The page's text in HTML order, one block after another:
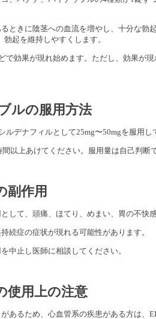
ときに陰茎への血流を増やし、十分な勃
起を維持しやすくします。
で効果が現れ始めます。ただし、効果が
ルの服用方法
デナフィルとして25mg〜50mgを服用し
以上あけてください。服用量は自己判断
作用
して、頭痛、ほてり、めまい、胃の不快
続症の症状が現れる可能性があります。
中止し医師に相談してください。
用上の注意
あるため、心血管系の疾患がある方は、